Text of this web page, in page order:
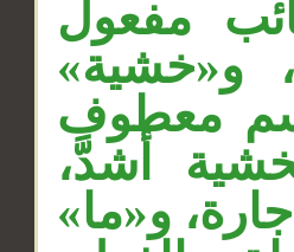
مفعول
و«خشية»
معطوف
أشدَّ،
و«ما»